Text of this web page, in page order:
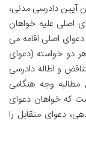
آیین دادرسی مدنی،
اصلی علیه خواهان
اصلی اقامه می
دو خواسته (دعوای
و اطاله دادرسی
وجه هنگامی
که خواهان دعوای
دعوای متقابل را